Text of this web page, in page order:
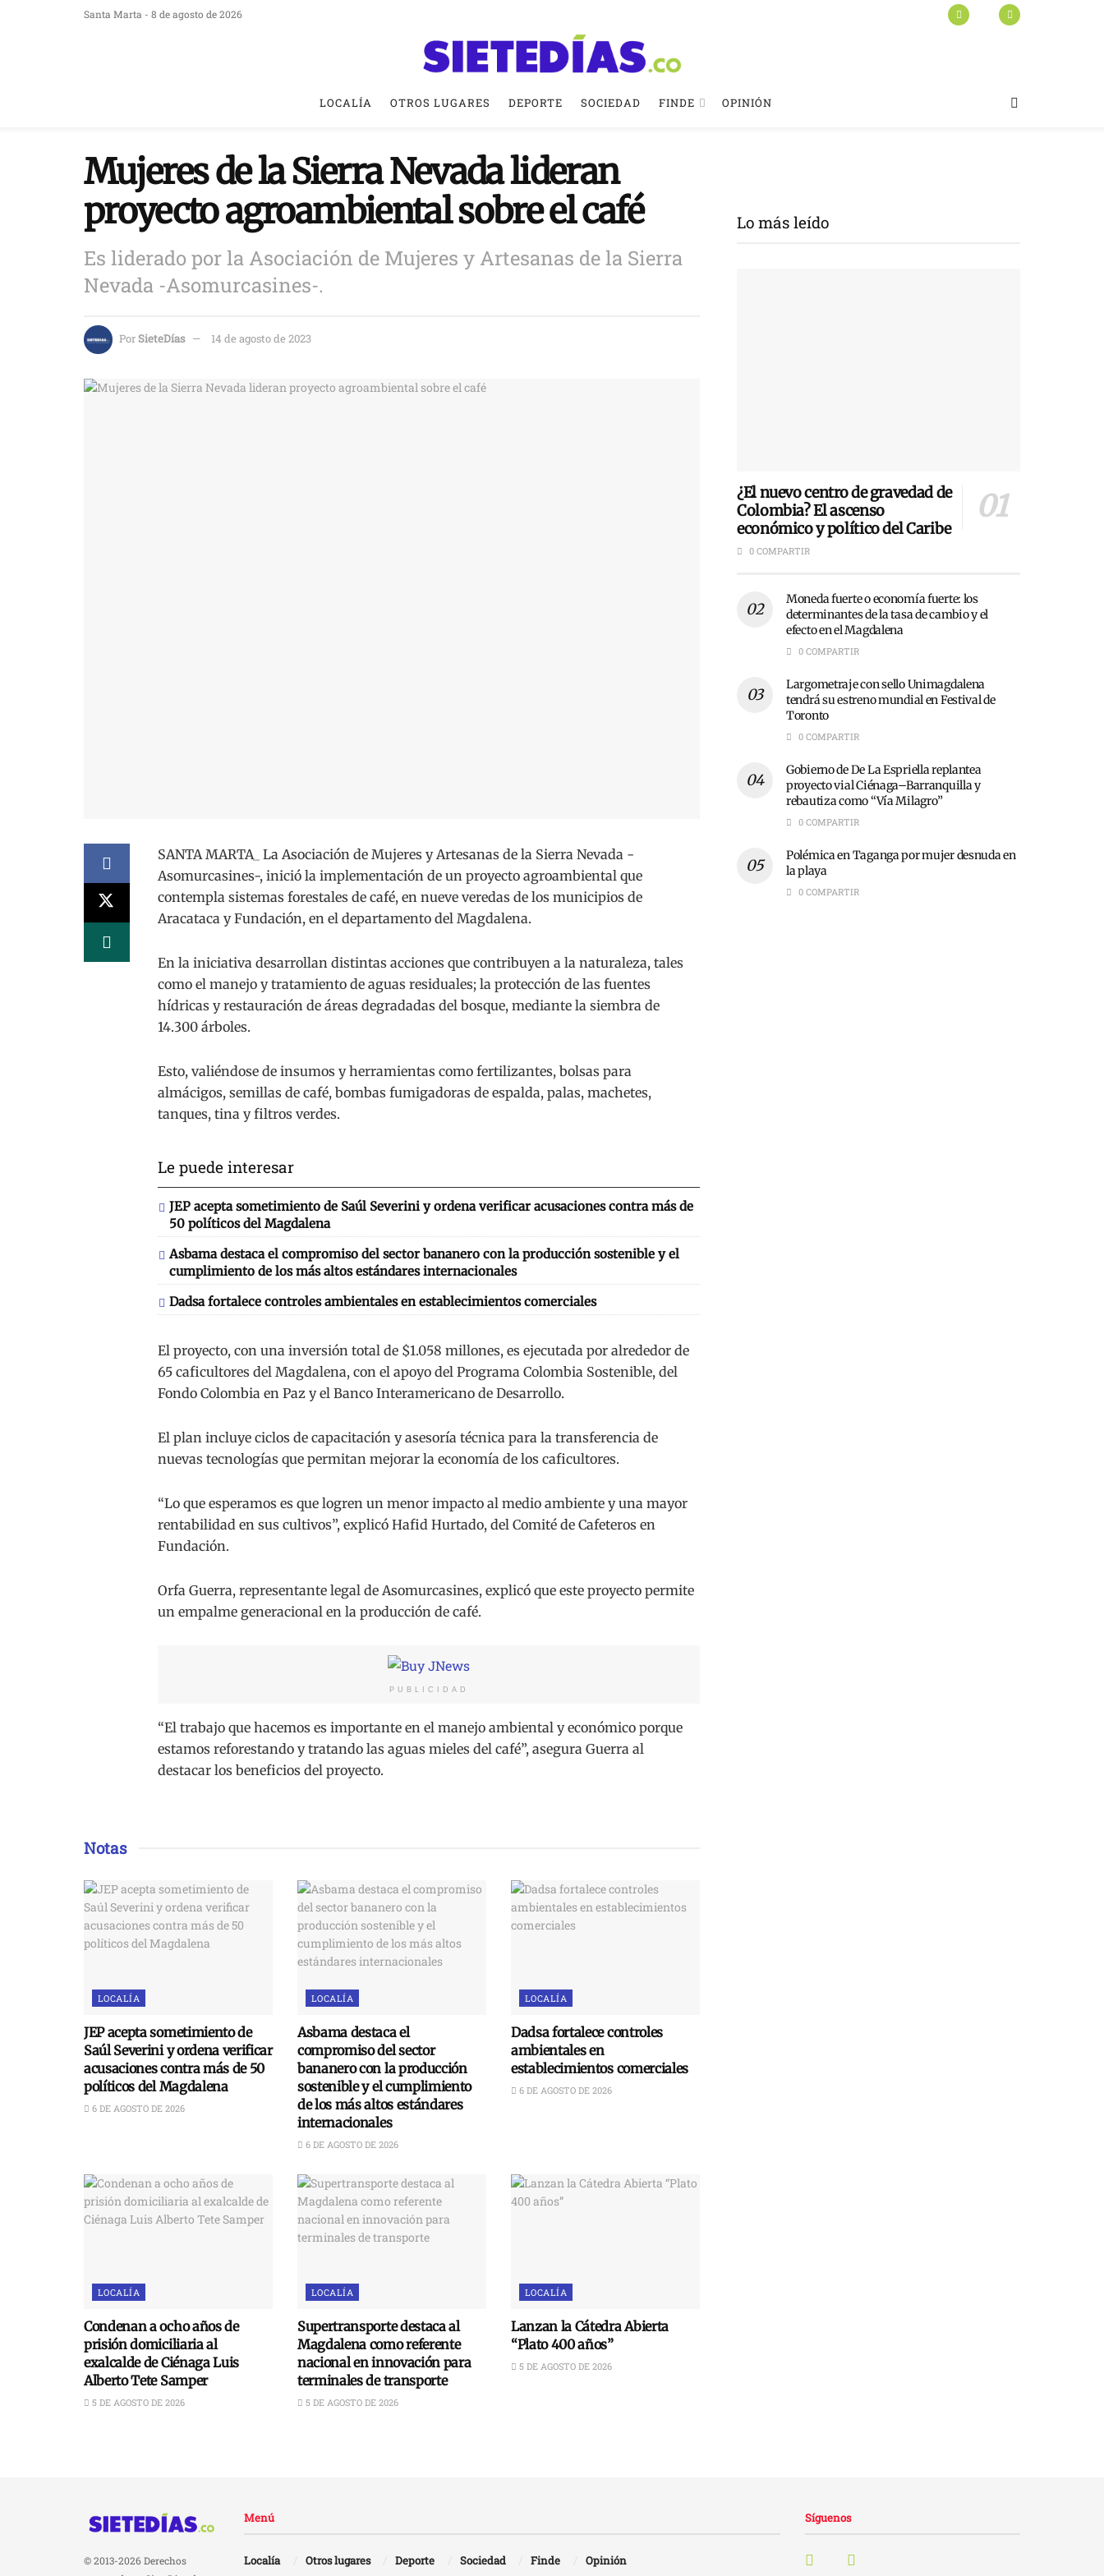
Santa Marta - 8 de agosto de 2026
LOCALÍA OTROS LUGARES DEPORTE SOCIEDAD FINDE OPINIÓN
Mujeres de la Sierra Nevada lideran
proyecto agroambiental sobre el café
Es liderado por la Asociación de Mujeres y Artesanas de la Sierra
Nevada -Asomurcasines-.
PorSieteDías 14 de agosto de 2023
SANTA MARTA_ La Asociación de Mujeres y Artesanas de la Sierra Nevada -
Asomurcasines-, inició la implementación de un proyecto agroambiental que
contempla sistemas forestales de café, en nueve veredas de los municipios de
Aracataca y Fundación, en el departamento del Magdalena.
En la iniciativa desarrollan distintas acciones que contribuyen a la naturaleza, tales
como el manejo y tratamiento de aguas residuales; la protección de las fuentes
hídricas y restauración de áreas degradadas del bosque, mediante la siembra de
14.300 árboles.
Esto, valiéndose de insumos y herramientas como fertilizantes, bolsas para
almácigos, semillas de café, bombas fumigadoras de espalda, palas, machetes,
tanques, tina y filtros verdes.
Le puede interesar
JEP acepta sometimiento de Saúl Severini y ordena verificar acusaciones contra más de
50 políticos del Magdalena
Asbama destaca el compromiso del sector bananero con la producción sostenible y el
cumplimiento de los más altos estándares internacionales
Dadsa fortalece controles ambientales en establecimientos comerciales
El proyecto, con una inversión total de $1.058 millones, es ejecutada por alrededor de
65 caficultores del Magdalena, con el apoyo del Programa Colombia Sostenible, del
Fondo Colombia en Paz y el Banco Interamericano de Desarrollo.
El plan incluye ciclos de capacitación y asesoría técnica para la transferencia de
nuevas tecnologías que permitan mejorar la economía de los caficultores.
“Lo que esperamos es que logren un menor impacto al medio ambiente y una mayor
rentabilidad en sus cultivos”, explicó Hafid Hurtado, del Comité de Cafeteros en
Fundación.
Orfa Guerra, representante legal de Asomurcasines, explicó que este proyecto permite
un empalme generacional en la producción de café.
PUBLICIDAD
“El trabajo que hacemos es importante en el manejo ambiental y económico porque
estamos reforestando y tratando las aguas mieles del café”, asegura Guerra al
destacar los beneficios del proyecto.
Notas
LOCALÍA
JEP acepta sometimiento de
Saúl Severini y ordena verificar
acusaciones contra más de 50
políticos del Magdalena
6 DE AGOSTO DE 2026
LOCALÍA
Asbama destaca el
compromiso del sector
bananero con la producción
sostenible y el cumplimiento
de los más altos estándares
internacionales
6 DE AGOSTO DE 2026
LOCALÍA
Dadsa fortalece controles
ambientales en
establecimientos comerciales
6 DE AGOSTO DE 2026
LOCALÍA
Condenan a ocho años de
prisión domiciliaria al
exalcalde de Ciénaga Luis
Alberto Tete Samper
5 DE AGOSTO DE 2026
LOCALÍA
Supertransporte destaca al
Magdalena como referente
nacional en innovación para
terminales de transporte
5 DE AGOSTO DE 2026
LOCALÍA
Lanzan la Cátedra Abierta
“Plato 400 años”
5 DE AGOSTO DE 2026
Lo más leído
¿El nuevo centro de gravedad de
Colombia? El ascenso
económico y político del Caribe
0 COMPARTIR
Moneda fuerte o economía fuerte: los
determinantes de la tasa de cambio y el
efecto en el Magdalena
0 COMPARTIR
Largometraje con sello Unimagdalena
tendrá su estreno mundial en Festival de
Toronto
0 COMPARTIR
Gobierno de De La Espriella replantea
proyecto vial Ciénaga–Barranquilla y
rebautiza como “Vía Milagro”
0 COMPARTIR
Polémica en Taganga por mujer desnuda en
la playa
0 COMPARTIR
© 2013-2026 Derechos
Menú
Localía Otros lugares Deporte Sociedad Finde Opinión
Síguenos